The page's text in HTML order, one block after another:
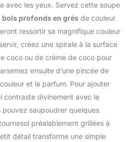
avec un chiffon doux
pour la nettoyer, et dites
adieu aux difficultés liées
au brossage avec de la
choix pour un cadeau :
Topbooc casserole
émaillée aux couleurs
magnifiques est à la fois
une décoration de table.
C'est un cadeau pratique
et de bon goût pour
vaisselle REPARABILITE
15 ANS AU JUSTE PRIX :
Engagement de
réparabilité 15 ans au
réseau de 6200
réparateurs dans le
monde, pour contribuer
à la protection de
réduction des déchets
ACCESSOIRE INCLUS :
verre doseur de 800 ml
ajustez facilement la
puissance pour un
tout en utilisant une
seule main Mixage
pratique et efficace : Le
couteau QuattroBlade en
mélange lisse et
homogène, avec moins
d’éclaboussures et un
mixage plus rapide
Accessoire polyvalent
avec les yeux. Servez cette soupe
bols profonds en grès de couleur
ressortir sa magnifique couleur
créez une spirale à la surface
coco ou de crème de coco pour
ensuite d’une pincée de
et le parfum. Pour ajouter
contraste divinement avec le
saupoudrer quelques
préalablement grillées à
détail transforme une simple